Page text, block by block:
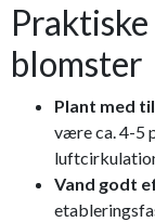
blomster
Plant med
være ca. 4-5
Vand godt